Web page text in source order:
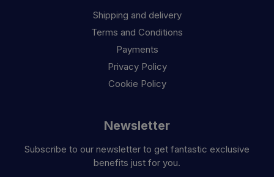
Shipping and delivery
Terms and Conditions
Payments
Privacy Policy
Cookie Policy
Newsletter
Subscribe to our newsletter to get fantastic exclusive
benefits just for you.